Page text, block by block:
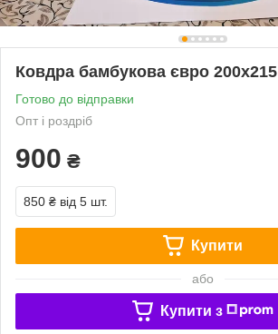
Ковдра бамбукова євро 200х215
Готово до відправки
Опт і роздріб
900 ₴
850 ₴ від 5 шт.
Купити
або
Купити з